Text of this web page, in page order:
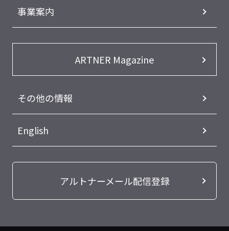
事業案内
ARTNER Magazine
その他の情報
English
アルトナーメール配信登録